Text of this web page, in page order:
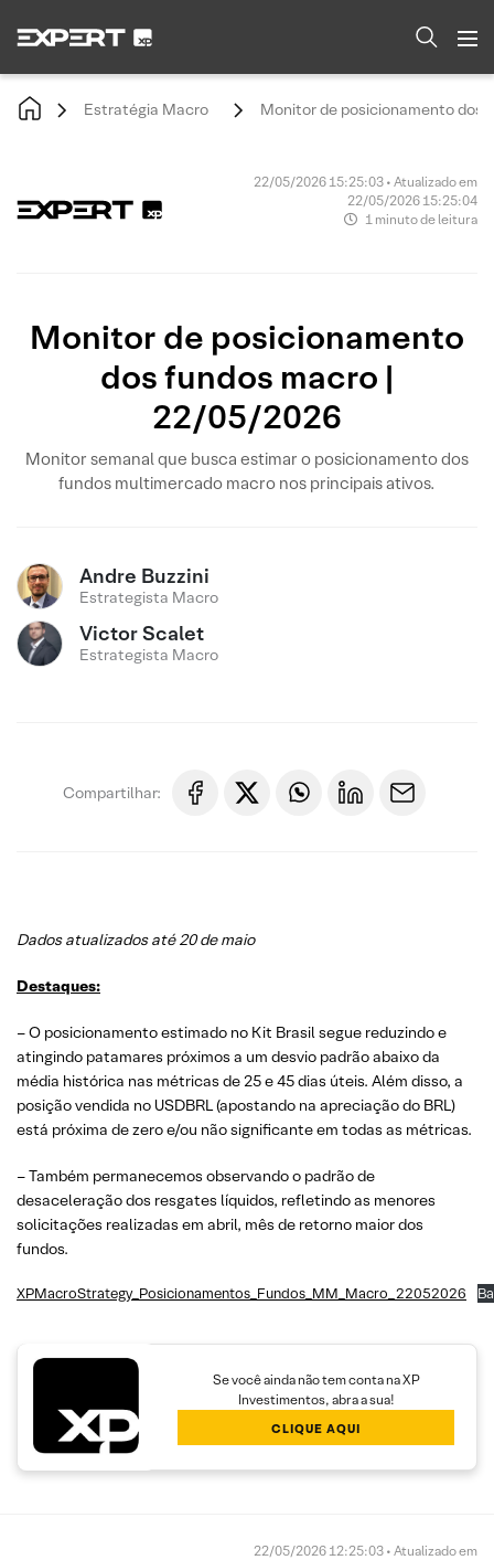
Estratégia Macro Monitor de posicionamento dos
22/05/2026 15:25:03 • Atualizado em
22/05/2026 15:25:04
1 minuto de leitura
Monitor de posicionamento
dos fundos macro |
22/05/2026
Monitor semanal que busca estimar o posicionamento dos
fundos multimercado macro nos principais ativos.
Andre Buzzini
Estrategista Macro
Victor Scalet
Estrategista Macro
Compartilhar:
Dados atualizados até 20 de maio
Destaques:
– O posicionamento estimado no Kit Brasil segue reduzindo e
atingindo patamares próximos a um desvio padrão abaixo da
média histórica nas métricas de 25 e 45 dias úteis. Além disso, a
posição vendida no USDBRL (apostando na apreciação do BRL)
está próxima de zero e/ou não significante em todas as métricas.
– Também permanecemos observando o padrão de
desaceleração dos resgates líquidos, refletindo as menores
solicitações realizadas em abril, mês de retorno maior dos
fundos.
XPMacroStrategy_Posicionamentos_Fundos_MM_Macro_22052026
Se você ainda não tem conta na XP
Investimentos, abra a sua!
CLIQUE AQUI
22/05/2026 12:25:03 • Atualizado em